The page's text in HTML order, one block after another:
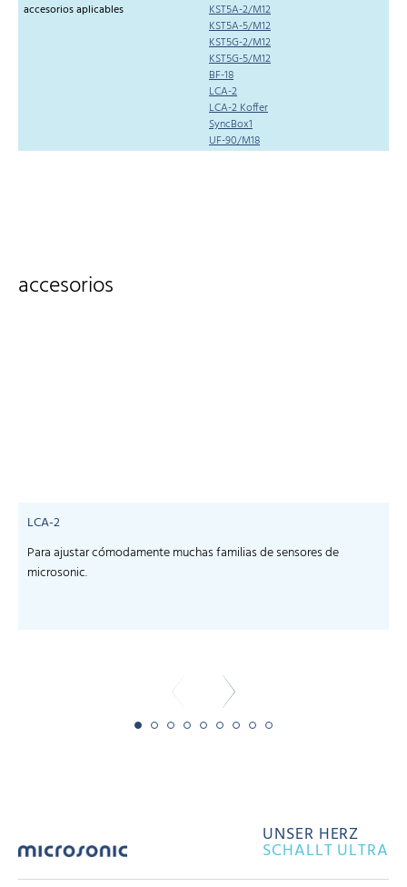
accesorios aplicables
KST5A-2/M12
KST5A-5/M12
KST5G-2/M12
KST5G-5/M12
BF-18
LCA-2
LCA-2 Koffer
SyncBox1
UF-90/M18
accesorios
LCA-2
Para ajustar cómodamente muchas familias de sensores de
microsonic.
UNSER HERZ
SCHALLT ULTRA